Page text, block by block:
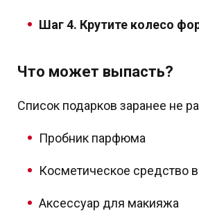
Шаг 4. Крутите колесо
Что может выпасть?
Список подарков заранее не
Пробник парфюма
Косметическое средство
Аксессуар для макияжа